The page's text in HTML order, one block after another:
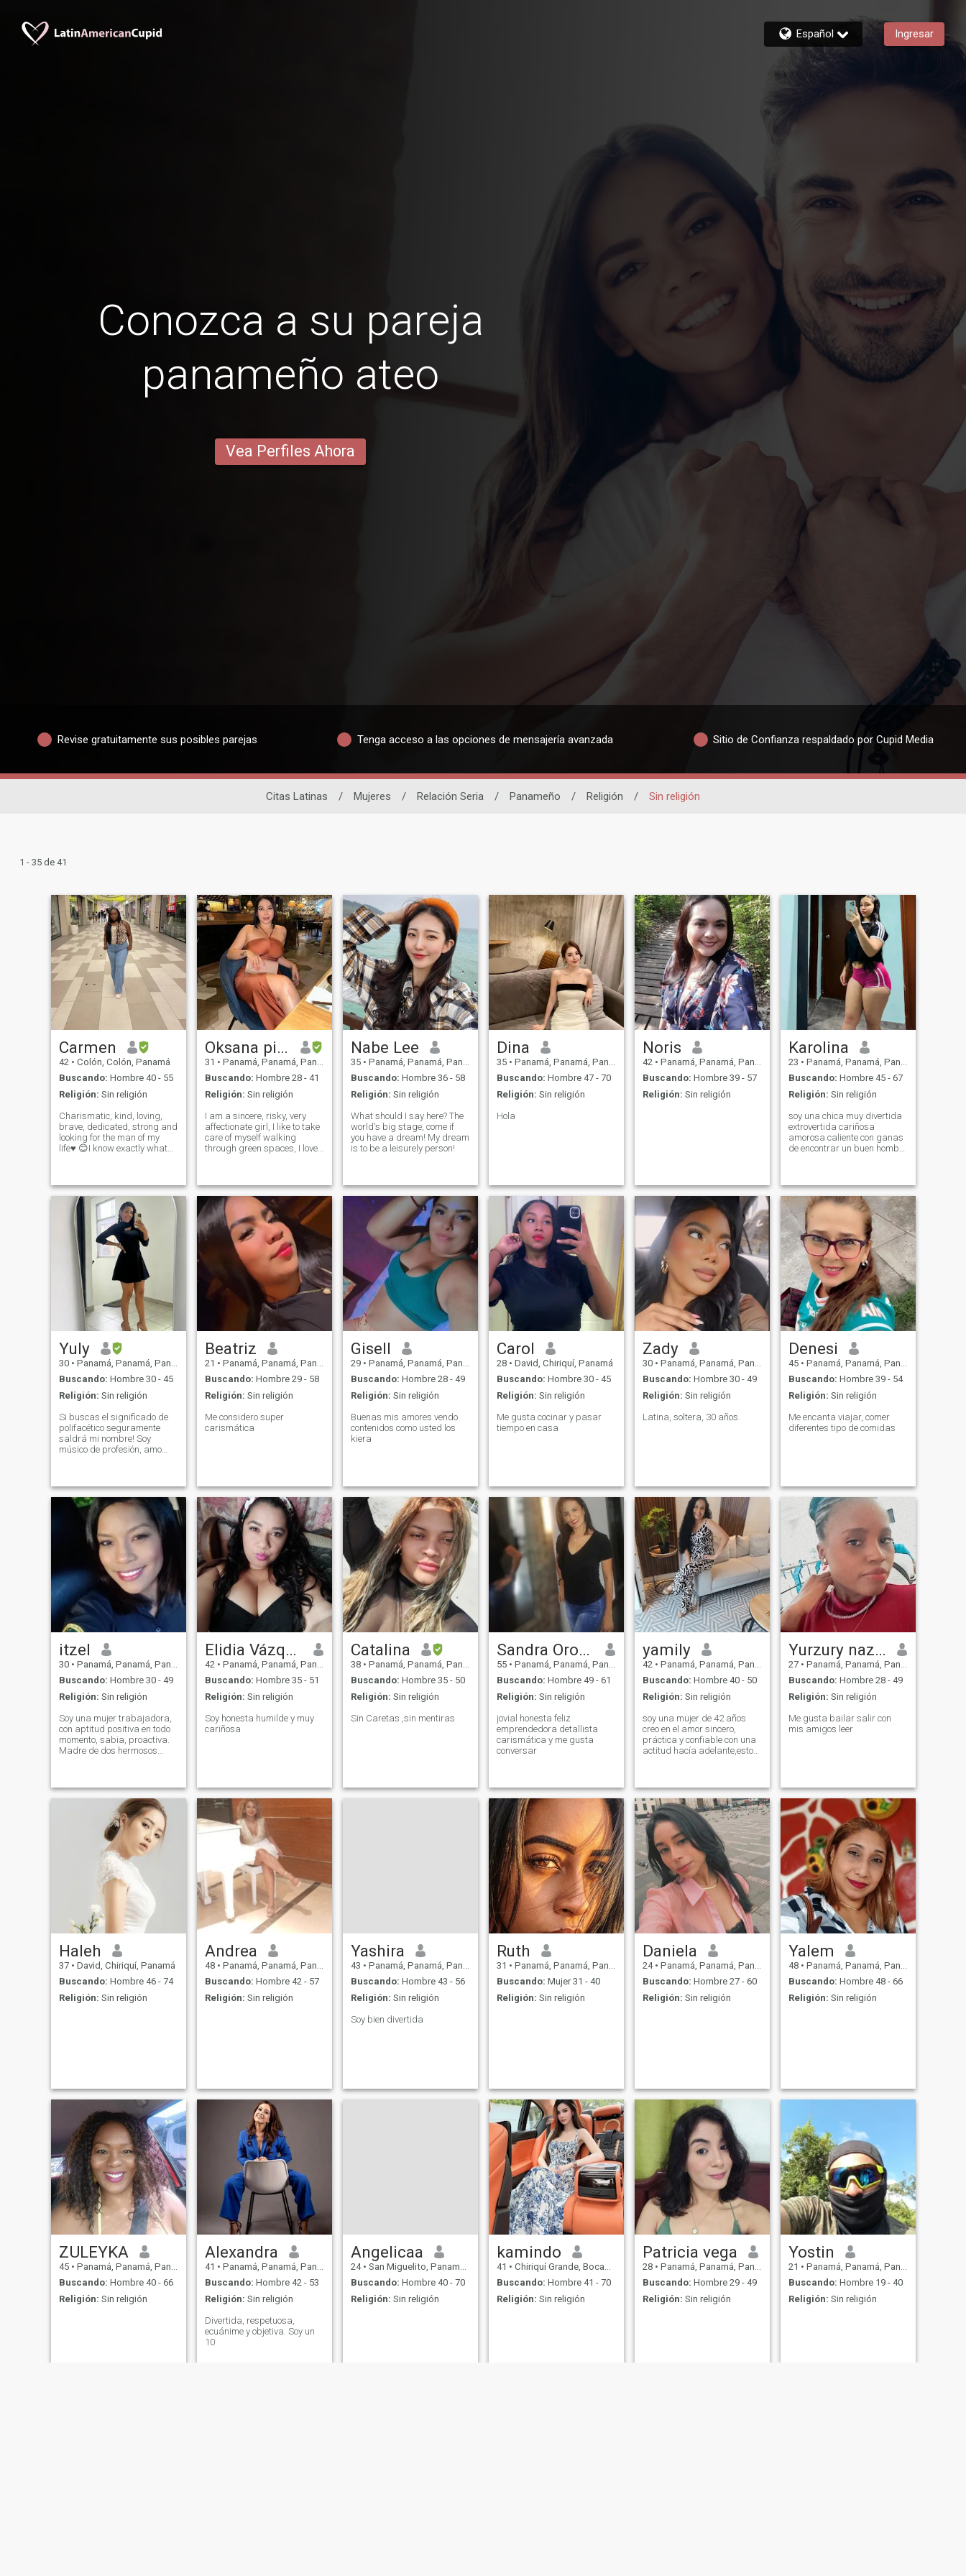
Español Ingresar
Conozca a su pareja
panameño ateo
Vea Perfiles Ahora
Revise gratuitamente sus posibles parejas Tenga acceso a las opciones de mensajería avanzada Sitio de Confianza respaldado por Cupid Media
Citas Latinas / Mujeres / Relación Seria / Panameño / Religión / Sin religión
1 - 35 de 41
Carmen
42 • Colón, Colón, Panamá
Buscando: Hombre 40 - 55
Religión: Sin religión
Charismatic, kind, loving,
brave, dedicated, strong and
looking for the man of my
life♥ ️😊I know exactly what
time, because it's worth gold,
and I don't waste people's
time either. I am transparent
and direct, yes I am an adult,
but if you are only looking for
s*x , do not dare to write to
me. Thank you and good luck
in your search 😘
Oksana pilo
31 • Panamá, Panamá, Panamá
Buscando: Hombre 28 - 41
Religión: Sin religión
I am a sincere, risky, very
affectionate girl, I like to take
care of myself walking
through green spaces, I love
am looking for something
serious where the main thing
is respect ...
Nabe Lee
35 • Panamá, Panamá, Panamá
Buscando: Hombre 36 - 58
Religión: Sin religión
What should I say here? The
world's big stage, come if
you have a dream! My dream
is to be a leisurely person!
Dina
35 • Panamá, Panamá, Panamá
Buscando: Hombre 47 - 70
Religión: Sin religión
Hola
Noris
42 • Panamá, Panamá, Panamá
Buscando: Hombre 39 - 57
Religión: Sin religión
Karolina
23 • Panamá, Panamá, Panamá
Buscando: Hombre 45 - 67
Religión: Sin religión
soy una chica muy divertida
extrovertida cariñosa
amorosa caliente con ganas
de encontrar un buen hombre
Yuly
30 • Panamá, Panamá, Panamá
Buscando: Hombre 30 - 45
Religión: Sin religión
Si buscas el significado de
polifacético seguramente
saldrá mi nombre! Soy
músico de profesión, amo
por diversión y también a
nivel competitivo (pronto iré a
México a competir) En mi
tiempo libre también soy
modelo de comercial, puedo
ser la chica del banco, la
chica del restaurante o la
chica de la marca de
cerveza hahaha
Beatriz
21 • Panamá, Panamá, Panamá
Buscando: Hombre 29 - 58
Religión: Sin religión
Me considero super
carismática
Gisell
29 • Panamá, Panamá, Panamá
Buscando: Hombre 28 - 49
Religión: Sin religión
Buenas mis amores vendo
contenidos como usted los
kiera
Carol
28 • David, Chiriquí, Panamá
Buscando: Hombre 30 - 45
Religión: Sin religión
Me gusta cocinar y pasar
tiempo en casa
Zady
30 • Panamá, Panamá, Panamá
Buscando: Hombre 30 - 49
Religión: Sin religión
Latina, soltera, 30 años.
Denesi
45 • Panamá, Panamá, Panamá
Buscando: Hombre 39 - 54
Religión: Sin religión
Me encanta viajar, comer
diferentes tipo de comidas
itzel
30 • Panamá, Panamá, Panamá
Buscando: Hombre 30 - 49
Religión: Sin religión
Soy una mujer trabajadora,
con aptitud positiva en todo
momento, sabia, proactiva.
Madre de dos hermosos
la mejor manera con alguien
que busque lo mismo. No hay
mejor lugar que una relacion
que te brinde Paz, amor,
comunicación,respeto e
Elidia Vázquez
42 • Panamá, Panamá, Panamá
Buscando: Hombre 35 - 51
Religión: Sin religión
Soy honesta humilde y muy
cariñosa
Catalina
38 • Panamá, Panamá, Panamá
Buscando: Hombre 35 - 50
Religión: Sin religión
Sin Caretas ,sin mentiras
Sandra Orozco
55 • Panamá, Panamá, Panamá
Buscando: Hombre 49 - 61
Religión: Sin religión
jovial honesta feliz
emprendedora detallista
carismática y me gusta
conversar
yamily
42 • Panamá, Panamá, Panamá
Buscando: Hombre 40 - 50
Religión: Sin religión
soy una mujer de 42 años
creo en el amor sincero,
práctica y confiable con una
actitud hacía adelante,estoy
determinación estás en mi
equipó...
Yurzury nazareth
27 • Panamá, Panamá, Panamá
Buscando: Hombre 28 - 49
Religión: Sin religión
Me gusta bailar salir con
mis amigos leer
Haleh
37 • David, Chiriquí, Panamá
Buscando: Hombre 46 - 74
Religión: Sin religión
Andrea
48 • Panamá, Panamá, Panamá
Buscando: Hombre 42 - 57
Religión: Sin religión
Yashira
43 • Panamá, Panamá, Panamá
Buscando: Hombre 43 - 56
Religión: Sin religión
Soy bien divertida
Ruth
31 • Panamá, Panamá, Panamá
Buscando: Mujer 31 - 40
Religión: Sin religión
Daniela
24 • Panamá, Panamá, Panamá
Buscando: Hombre 27 - 60
Religión: Sin religión
Yalem
48 • Panamá, Panamá, Panamá
Buscando: Hombre 48 - 66
Religión: Sin religión
ZULEYKA
45 • Panamá, Panamá, Panamá
Buscando: Hombre 40 - 66
Religión: Sin religión
Alexandra
41 • Panamá, Panamá, Panamá
Buscando: Hombre 42 - 53
Religión: Sin religión
Divertida, respetuosa,
ecuánime y objetiva. Soy un
10
Angelicaa
24 • San Miguelito, Panamá, Panamá
Buscando: Hombre 40 - 70
Religión: Sin religión
kamindo
41 • Chiriquí Grande, Bocas del Toro, Panamá
Buscando: Hombre 41 - 70
Religión: Sin religión
Patricia vega
28 • Panamá, Panamá, Panamá
Buscando: Hombre 29 - 49
Religión: Sin religión
Yostin
21 • Panamá, Panamá, Panamá
Buscando: Hombre 19 - 40
Religión: Sin religión